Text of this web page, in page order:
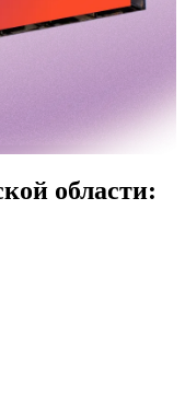
области: